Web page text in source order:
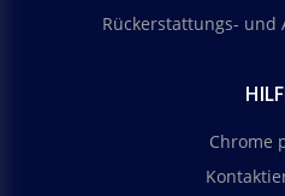
Rückerstattungs- und
Chrome